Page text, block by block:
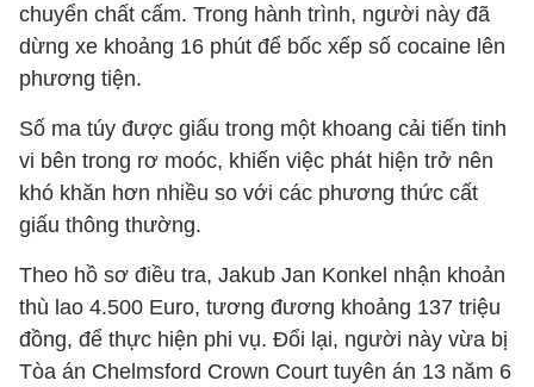
chuyển chất cấm. Trong hành trình, người này đã
dừng xe khoảng 16 phút để bốc xếp số cocaine lên
phương tiện.
Số ma túy được giấu trong một khoang cải tiến tinh
vi bên trong rơ moóc, khiến việc phát hiện trở nên
khó khăn hơn nhiều so với các phương thức cất
giấu thông thường.
Theo hồ sơ điều tra, Jakub Jan Konkel nhận khoản
thù lao 4.500 Euro, tương đương khoảng 137 triệu
đồng, để thực hiện phi vụ. Đổi lại, người này vừa bị
Tòa án Chelmsford Crown Court tuyên án 13 năm 6